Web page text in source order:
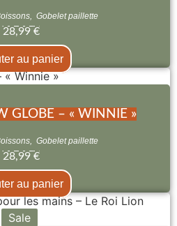
, Gobelet paillette
28,99 €
au panier
GLOBE – « WINNIE »
, Gobelet paillette
28,99 €
au panier
Sale